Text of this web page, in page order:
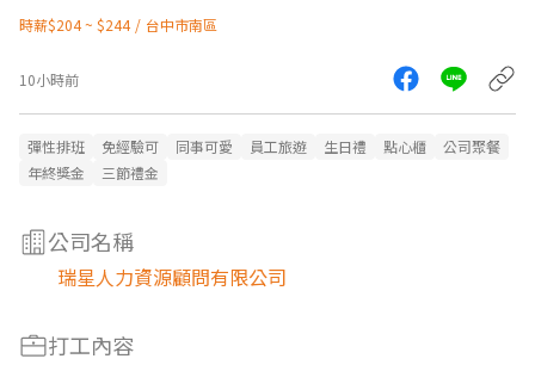
時薪$204 ~ $244 / 台中市南區
10小時前
彈性排班 免經驗可 同事可愛 員工旅遊 生日禮 點心櫃
公司聚餐
年終獎金
三節禮金
公司名稱
瑞星人力資源顧問有限公司
打工內容